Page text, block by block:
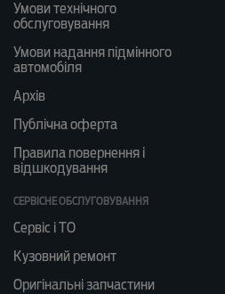
Умови технічного
обслуговування
Умови надання підмінного
автомобіля
Архів
Публічна оферта
Правила повернення і
відшкодування
СЕРВІСНЕ ОБСЛУГОВУВАННЯ
Сервіс і ТО
Кузовний ремонт
Оригінальні запчастини